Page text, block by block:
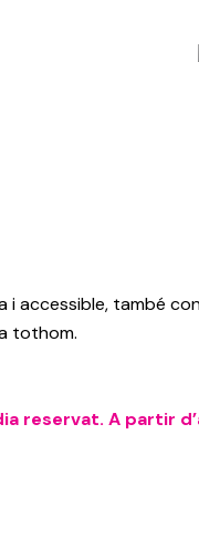
accessible, també
tothom.
reservat. A partir